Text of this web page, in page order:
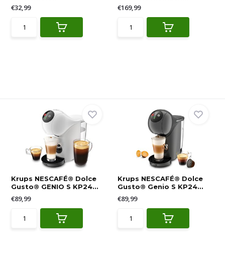
€32,99 €169,99
Krups NESCAFÉ® Dolce
Gusto® GENIO S KP24...
€89,99
Krups NESCAFÉ® Dolce
Gusto® Genio S KP24...
€89,99